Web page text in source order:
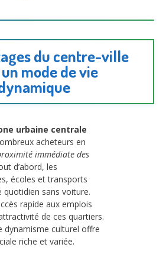
du centre-ville
mode de vie
urbaine centrale
acheteurs en
immédiate des
d’abord, les
écoles et transports
quotidien sans voiture.
rapide aux emplois
de ces quartiers.
dynamisme culturel offre
riche et variée.